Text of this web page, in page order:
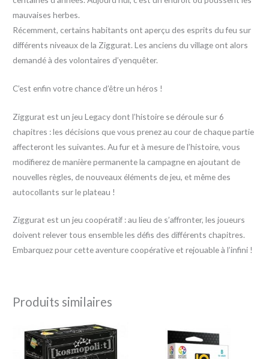
mauvaises herbes.
Récemment, certains habitants ont aperçu des esprits du feu sur
différents niveaux de la Ziggurat. Les anciens du village ont alors
demandé à des volontaires d’yenquêter.
C’est enfin votre chance d’être un héros !
Ziggurat est un jeu Legacy dont l’histoire se déroule sur 6
chapitres : les décisions que vous prenez au cour de chaque partie
affecteront les suivantes. Au fur et à mesure de l’histoire, vous
modifierez de manière permanente la campagne en ajoutant de
nouvelles règles, de nouveaux éléments de jeu, et même des
autocollants sur le plateau !
Ziggurat est un jeu coopératif : au lieu de s’affronter, les joueurs
doivent relever tous ensemble les défis des différents chapitres.
Embarquez pour cette aventure coopérative et rejouable à l’infini !
Produits similaires